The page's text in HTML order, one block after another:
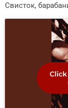
Свисток,